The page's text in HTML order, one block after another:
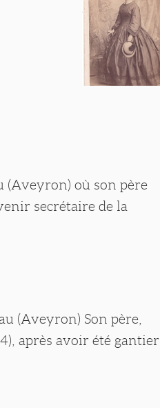
(Aveyron) où son père
secrétaire de la
(Aveyron) Son père,
après avoir été gantier